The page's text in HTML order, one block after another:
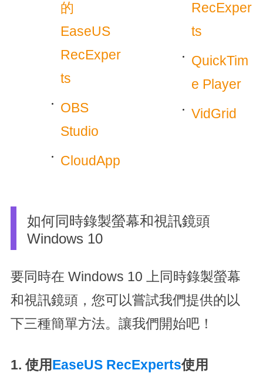
的
EaseUS
RecExper
ts
OBS
Studio
CloudApp
RecExper
ts
QuickTim
e Player
VidGrid
如何同時錄製螢幕和視訊鏡頭
Windows 10
要同時在 Windows 10 上同時錄製螢幕
和視訊鏡頭，您可以嘗試我們提供的以
下三種簡單方法。讓我們開始吧！
1. 使用 EaseUS RecExperts使用